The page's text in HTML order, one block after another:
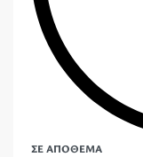
ΣΕ ΑΠΌΘΕΜΑ